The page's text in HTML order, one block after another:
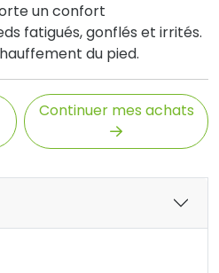
un confort
fatigués, gonflés et irrités.
du pied.
Continuer mes achats